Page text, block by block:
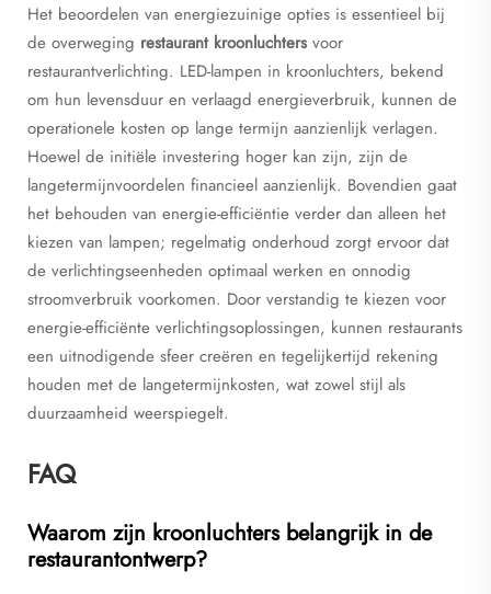
Het beoordelen van energiezuinige opties is essentieel bij
de overweging restaurant kroonluchtersvoor
restaurantverlichting. LED-lampen in kroonluchters, bekend
om hun levensduur en verlaagd energieverbruik, kunnen de
operationele kosten op lange termijn aanzienlijk verlagen.
Hoewel de initiële investering hoger kan zijn, zijn de
langetermijnvoordelen financieel aanzienlijk. Bovendien gaat
het behouden van energie-efficiëntie verder dan alleen het
kiezen van lampen; regelmatig onderhoud zorgt ervoor dat
de verlichtingseenheden optimaal werken en onnodig
stroomverbruik voorkomen. Door verstandig te kiezen voor
energie-efficiënte verlichtingsoplossingen, kunnen restaurants
een uitnodigende sfeer creëren en tegelijkertijd rekening
houden met de langetermijnkosten, wat zowel stijl als
duurzaamheid weerspiegelt.
FAQ
Waarom zijn kroonluchters belangrijk in de
restaurantontwerp?